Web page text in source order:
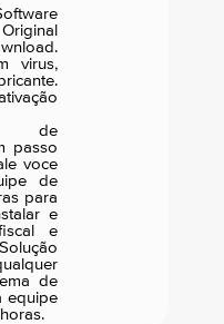
virus,
de
passo
voce
de
para
e
e
de
equipe